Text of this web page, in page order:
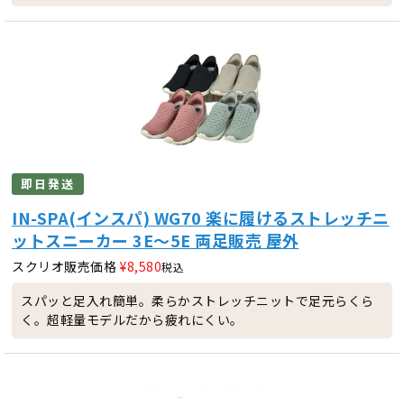
即日発送
IN-SPA(インスパ) WG70 楽に履けるストレッチニ
ットスニーカー 3E～5E 両足販売 屋外
スクリオ販売価格 ¥8,580税込
スパッと足入れ簡単。柔らかストレッチニットで足元らくら
く。超軽量モデルだから疲れにくい。